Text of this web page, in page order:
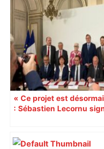
« Rien d'inquiétant »
Restes, le gardien de
sa sortie à Metz –
« Ce projet est
: Sébastien Lecornu